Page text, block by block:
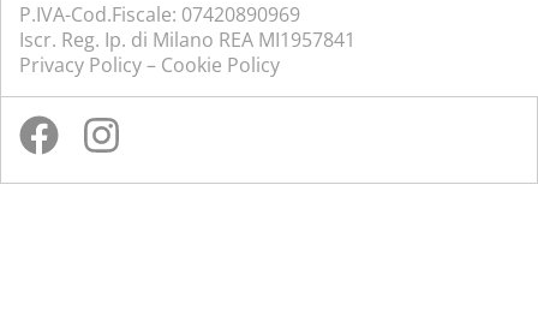
P.IVA-Cod.Fiscale: 07420890969
Iscr. Reg. Ip. di Milano REA MI1957841
Privacy Policy– Cookie Policy